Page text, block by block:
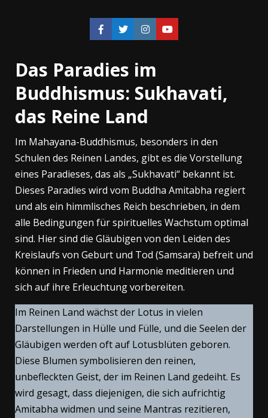
Das Paradies im
Buddhismus: Sukhavati,
das Reine Land
Im Mahayana-Buddhismus, besonders in den
Schulen des Reinen Landes, gibt es die Vorstellung
eines Paradieses, das als „Sukhavati“ bekannt ist.
Dieses Paradies wird vom Buddha Amitabha regiert
und als ein himmlisches Reich beschrieben, in dem
alle Bedingungen für spirituelles Wachstum optimal
sind. Hier sind die Gläubigen von den Leiden des
Kreislaufs von Geburt und Tod (Samsara) befreit und
können in Frieden und Harmonie meditieren und
sich auf ihre Erleuchtung vorbereiten.
Im Reinen Land wächst der Lotus in vielen
Darstellungen in Hülle und Fülle, und die Seelen der
Gläubigen werden oft auf Lotusblüten geboren.
Diese Blumen symbolisieren den reinen,
unbefleckten Geist, der im Reinen Land gedeiht. Es
wird gesagt, dass diejenigen, die sich aufrichtig
Amitabha widmen und seine Mantras rezitieren,